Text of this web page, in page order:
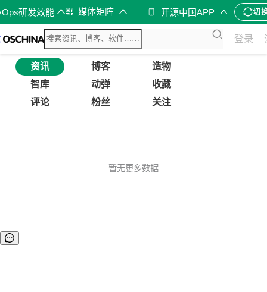
研发效能 媒体矩阵 开源中国APP 切
登录
资讯 博客
造物
智库
动弹
收藏
评论
粉丝 关注
暂无更多数据